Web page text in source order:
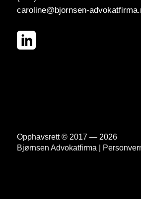
caroline@bjornsen-
Opphavsrett © 2017 — 2026
Bjørnsen Advokatfirma